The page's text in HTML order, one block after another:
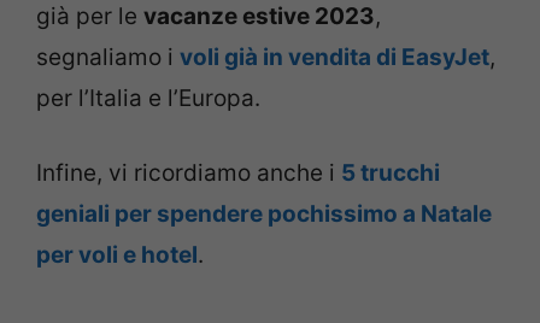
già per le vacanze estive 2023,
segnaliamo i voli già in vendita di EasyJet,
per l’Italia e l’Europa.
Infine, vi ricordiamo anche i 5 trucchi
geniali per spendere pochissimo a Natale
per voli e hotel.